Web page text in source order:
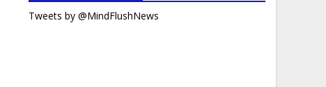
Tweets by @MindFlushNews